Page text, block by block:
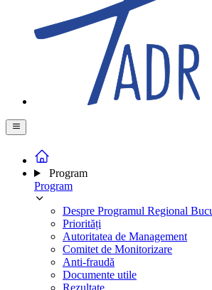
Program
Program
Despre Programul Regional
Priorități
Autoritatea de Management
Comitet de Monitorizare
Anti-fraudă
Documente utile
Rezultate